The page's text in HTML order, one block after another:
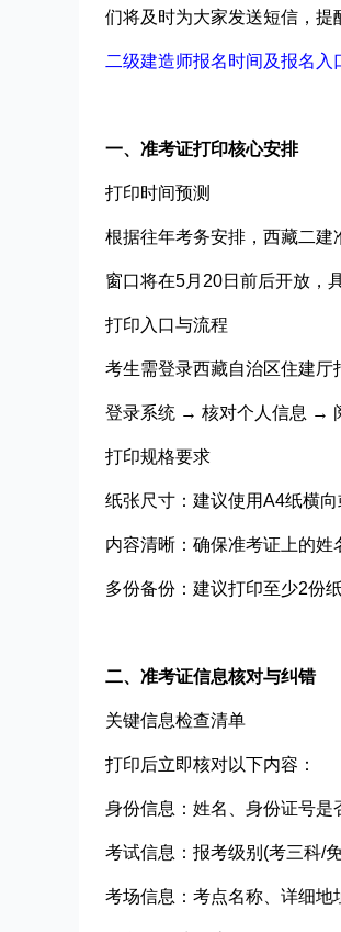
们将及时为大家发送短信，提
二级建造师报名时间及报名入
一、准考证打印核心安排
打印时间预测​
根据往年考务安排，西藏二
窗口将在5月20日前后开放，
打印入口与流程​
考生需登录西藏自治区住建厅
登录系统 → 核对个人信息 →
打印规格要求​
纸张尺寸：建议使用A4纸横
内容清晰：确保准考证上的
多份备份：建议打印至少2份
二、准考证信息核对与纠错
关键信息检查清单​
打印后立即核对以下内容：
身份信息：姓名、身份证号是
考试信息：报考级别(考三科/
考场信息：考点名称、详细地